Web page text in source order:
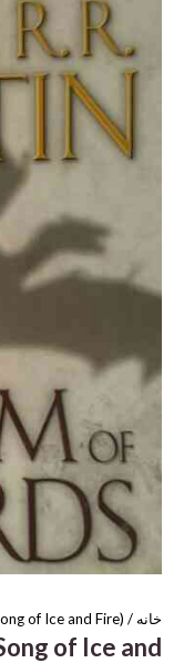
خانه /
of Ice and Fire)
of Ice and